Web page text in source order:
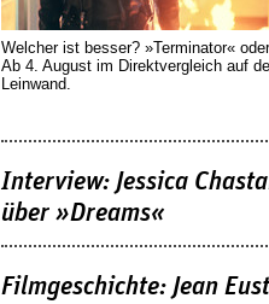
Welcher ist besser? »Terminator«
Ab 4. August im Direktvergleich auf
Leinwand.
Interview: Jessica
über »Dreams«
Filmgeschichte: Jean